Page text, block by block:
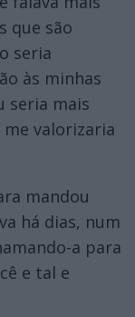
que são
seria
às minhas
seria mais
valorizaria
mandou
há dias, num
a para
e tal e